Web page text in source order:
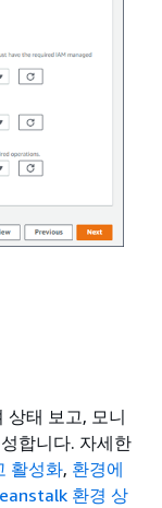
상태 보고, 모니
합니다. 자세한
활성화, 환경에
환경 상